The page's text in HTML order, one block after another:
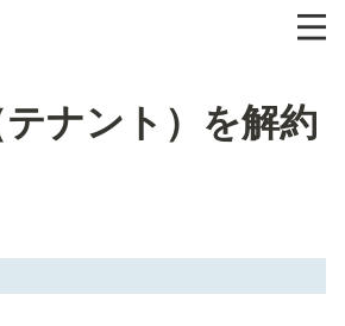
ナント）を解約